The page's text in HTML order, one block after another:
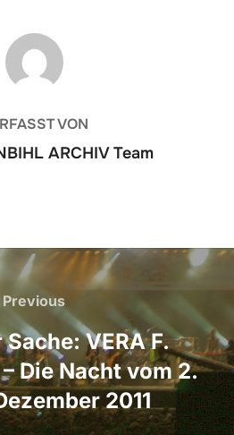
VON
ARCHIV Team
Previous
Previous
VERA F.
– Die Nacht vom 2.
2011